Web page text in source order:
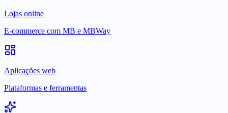
Lojas online
E-commerce com MB e MBWay
Aplicações web
Plataformas e ferramentas